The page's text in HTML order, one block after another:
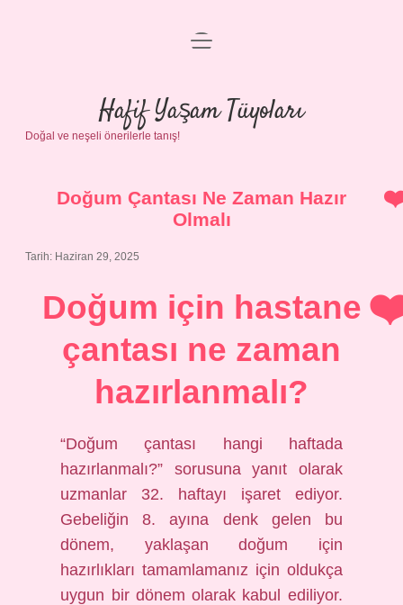
Anasayfa
Gizlilik Politikası
Yasal Uyarı
menüyü
Hafif Yaşam Tüyoları
Doğal ve neşeli önerilerle tanış!
Doğum Çantası Ne Zaman Hazır
Olmalı
Tarih: Haziran 29, 2025
Doğum için hastane
çantası ne zaman
hazırlanmalı?
“Doğum çantası hangi haftada
hazırlanmalı?” sorusuna yanıt olarak
uzmanlar 32. haftayı işaret ediyor.
Gebeliğin 8. ayına denk gelen bu
dönem, yaklaşan doğum için
hazırlıkları tamamlamanız için oldukça
uygun bir dönem olarak kabul ediliyor.